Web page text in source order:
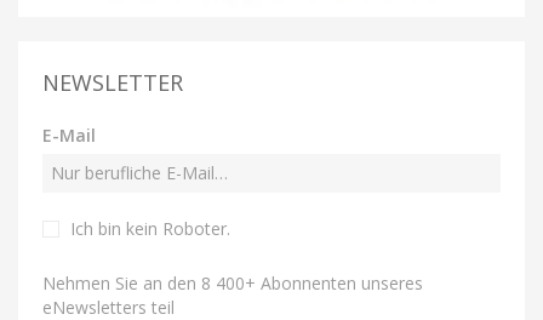
NEWSLETTER
E-Mail
Ich bin kein Roboter.
Nehmen Sie an den 8 400+ Abonnenten unseres
eNewsletters teil